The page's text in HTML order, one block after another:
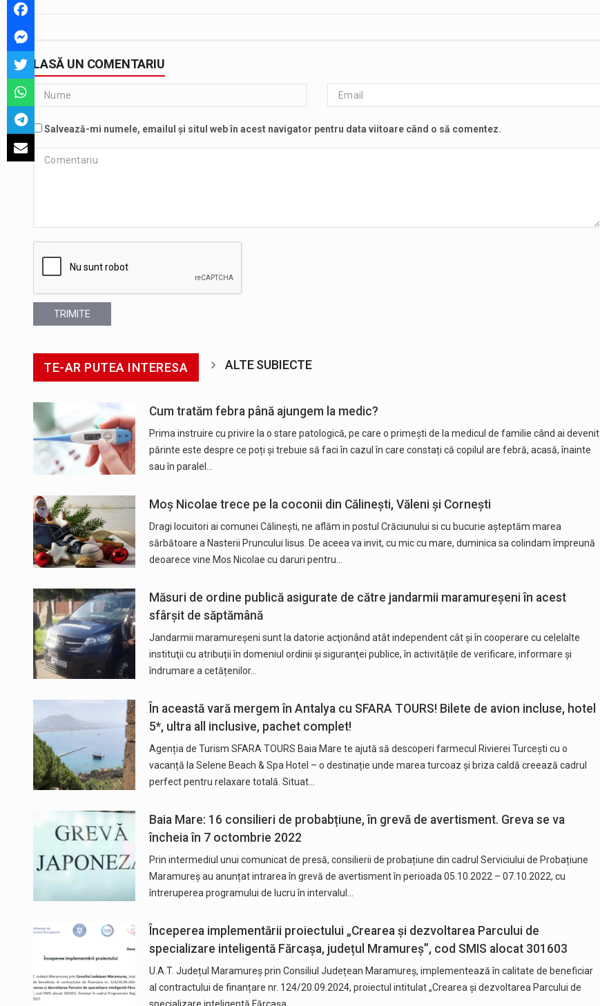
LASĂ UN COMENTARIU
Salvează-mi numele, emailul și situl web în acest navigator pentru data viitoare când o să comentez.
TRIMITE
TE-AR PUTEA INTERESA ALTE SUBIECTE
Cum tratăm febra până ajungem la medic?
Prima instruire cu privire la o stare patologică, pe care o primești de la medicul de familie când ai devenit
părinte este despre ce poți și trebuie să faci în cazul în care constați că copilul are febră, acasă, înainte
sau în paralel…
Moș Nicolae trece pe la coconii din Călinești, Văleni și Cornești
Dragi locuitori ai comunei Călinești, ne aflăm in postul Crăciunului si cu bucurie așteptăm marea
sărbătoare a Nasterii Pruncului Iisus. De aceea va invit, cu mic cu mare, duminica sa colindam împreună
deoarece vine Mos Nicolae cu daruri pentru…
Măsuri de ordine publică asigurate de către jandarmii maramureșeni în acest
sfârșit de săptămână
Jandarmii maramureșeni sunt la datorie acţionând atât independent cât și în cooperare cu celelalte
instituţii cu atribuții în domeniul ordinii şi siguranţei publice, în activitățile de verificare, informare şi
îndrumare a cetățenilor…
În această vară mergem în Antalya cu SFARA TOURS! Bilete de avion incluse, hotel
5*, ultra all inclusive, pachet complet!
Agenția de Turism SFARA TOURS Baia Mare te ajută să descoperi farmecul Rivierei Turcești cu o
vacanță la Selene Beach & Spa Hotel – o destinație unde marea turcoaz și briza caldă creează cadrul
perfect pentru relaxare totală. Situat…
Baia Mare: 16 consilieri de probabțiune, în grevă de avertisment. Greva se va
încheia în 7 octombrie 2022
Prin intermediul unui comunicat de presă, consilierii de probațiune din cadrul Serviciului de Probațiune
Maramureș au anunțat intrarea în grevă de avertisment în perioada 05.10.2022 – 07.10.2022, cu
întreruperea programului de lucru în intervalul…
Începerea implementării proiectului „Crearea și dezvoltarea Parcului de
specializare inteligentă Fărcașa, județul Mramureș”, cod SMIS alocat 301603
U.A.T. Județul Maramureș prin Consiliul Județean Maramureș, implementează în calitate de beneficiar
al contractului de finanțare nr. 124/20.09.2024, proiectul intitulat „Crearea și dezvoltarea Parcului de